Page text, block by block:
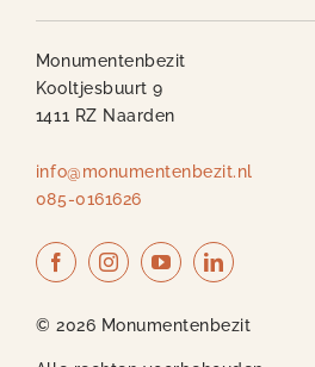
Monumentenbezit
Kooltjesbuurt 9
1411 RZ Naarden
info@monumentenbezit.nl
085-0161626
© 2026 Monumentenbezit